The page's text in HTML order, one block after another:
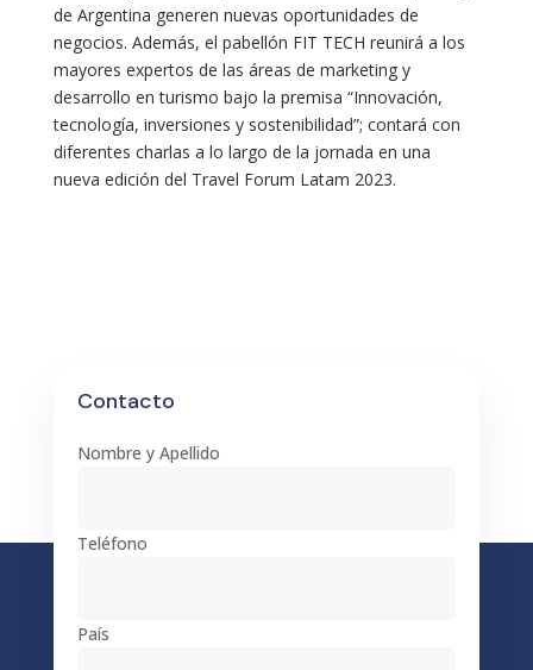
de Argentina generen nuevas oportunidades de
negocios. Además, el pabellón FIT TECH reunirá a los
mayores expertos de las áreas de marketing y
desarrollo en turismo bajo la premisa “Innovación,
tecnología, inversiones y sostenibilidad”; contará con
diferentes charlas a lo largo de la jornada en una
nueva edición del Travel Forum Latam 2023.
Contacto
Nombre y Apellido
Teléfono
País